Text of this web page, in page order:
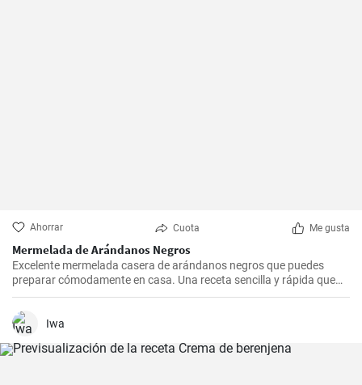
Ahorrar Cuota Me gusta
Mermelada de Arándanos Negros
Excelente mermelada casera de arándanos negros que puedes
preparar cómodamente en casa. Una receta sencilla y rápida que
seguro te encantará con su sabor. Ideal para pan, panqueques.
Iwa